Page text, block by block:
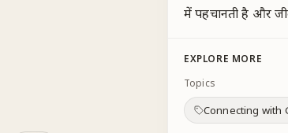
में पहचानती है और
EXPLORE MORE
Topics
Connecting with